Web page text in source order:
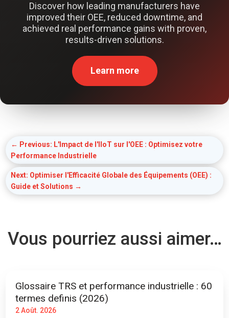
Discover how leading manufacturers have
improved their OEE, reduced downtime, and
achieved real performance gains with proven,
results-driven solutions.
Learn more
← Previous: L'Impact de l'IIoT sur l'OEE : Optimisez votre
Performance Industrielle
Next: Optimiser l'Efficacité Globale des Équipements (OEE) :
Guide et Solutions →
Vous pourriez aussi aimer…
Glossaire TRS et performance industrielle : 60
termes definis (2026)
2 Août. 2026